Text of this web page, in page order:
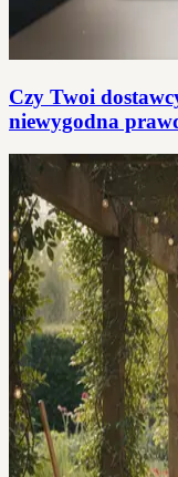
Czy Twoi
niewygodna